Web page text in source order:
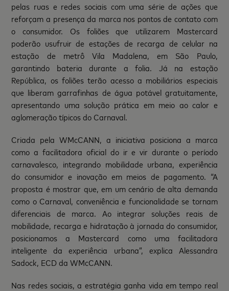
pelas ruas e redes sociais com uma série de ações que
reforçam a presença da marca nos pontos de contato com
o consumidor. Os foliões que utilizarem Mastercard
poderão usufruir de estações de recarga de celular na
estação de metrô Vila Madalena, em São Paulo,
garantindo bateria durante a folia. Já na estação
República, os foliões terão acesso a mobiliários especiais
que liberam garrafinhas de água potável gratuitamente,
apresentando uma solução prática em meio ao calor e
aglomeração típicos do Carnaval.
Criada pela WMcCANN, a iniciativa posiciona a marca
como a facilitadora oficial do ir e vir durante o período
carnavalesco, integrando mobilidade urbana, experiência
do consumidor e inovação em meios de pagamento. “A
proposta é mostrar que, em um cenário de alta demanda
como o Carnaval, conveniência e funcionalidade se tornam
diferenciais de marca. Ao integrar soluções reais de
mobilidade, recarga e hidratação à jornada do consumidor,
posicionamos a Mastercard como uma facilitadora
inteligente da experiência urbana”, explica Alessandra
Sadock, ECD da WMcCANN.
Nas redes sociais, a estratégia ganha vida em tempo real